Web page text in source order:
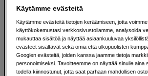
Ratkaisuja luoville ihmisille jo
1982
Käytämme evästeitä
Käytämme evästeitä tietojen keräämiseen, jotta
käyttökokemustasi verkkosivustollamme, analysoida
mukauttaa sisältöä ja näyttää asiaankuuluvaa
evästeet sisältävät sekä omia että ulkopuolisten
Googlen evästeitä, joiden kanssa jaamme tietoja
personoimiseksi. Tavoitteemme on näyttää sinulle aina
todella kiinnostunut, jotta saat parhaan mahdollisen